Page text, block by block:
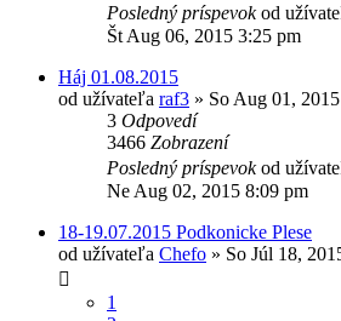
Posledný príspevokod
Št Aug 06, 2015 3:25 pm
Háj 01.08.2015
od užívateľa raf3 » So Aug 01,
3 Odpovedí
3466 Zobrazení
Posledný príspevokod
Ne Aug 02, 2015 8:09 pm
18-19.07.2015 Podkonicke Plese
od užívateľa Chefo » So Júl 18,
1